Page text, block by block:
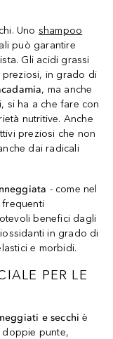
Uno shampoo
può garantire
Gli acidi grassi
preziosi, in grado di
, ma anche
si ha a che fare con
nutritive. Anche
preziosi che non
dai radicali
- come nel
benefici dagli
in grado di
e morbidi.
PER LE
e secchi è
doppie punte,